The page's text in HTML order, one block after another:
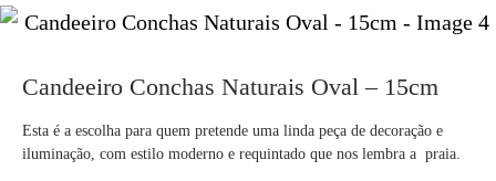
Candeeiro Conchas Naturais Oval – 15cm
Esta é a escolha para quem pretende uma linda peça de decoração e
iluminação, com estilo moderno e requintado que nos lembra a praia.